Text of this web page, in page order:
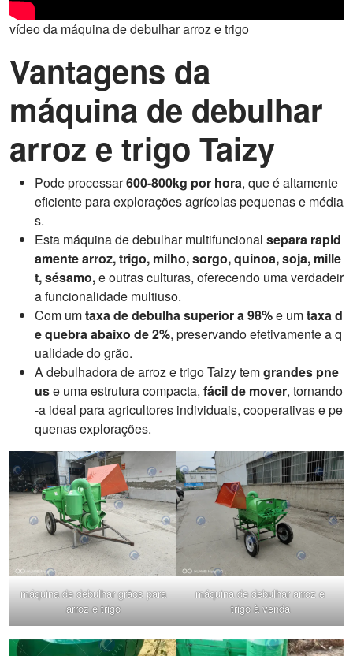
vídeo da máquina de debulhar arroz e trigo
Vantagens da
máquina de debulhar
arroz e trigo Taizy
Pode processar600-800kg por hora, que é altamente
eficiente para explorações agrícolas pequenas e média
s.
Esta máquina de debulhar multifuncional separa rapid
amente arroz, trigo, milho, sorgo, quinoa, soja, mille
t, sésamo,e outras culturas, oferecendo uma verdadeir
a funcionalidade multiuso.
Com umtaxa de debulha superior a 98%e umtaxa d
e quebra abaixo de 2%, preservando efetivamente a q
ualidade do grão.
A debulhadora de arroz e trigo Taizy temgrandes pne
use uma estrutura compacta, fácil de mover, tornando
-a ideal para agricultores individuais, cooperativas e pe
quenas explorações.
máquina de debulhar grãos para
arroz e trigo
máquina de debulhar arroz e
trigo à venda